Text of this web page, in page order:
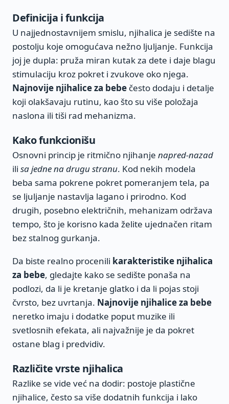
Definicija i funkcija
U najjednostavnijem smislu, njihalica je sedište na
postolju koje omogućava nežno ljuljanje. Funkcija
joj je dupla: pruža miran kutak za dete i daje blagu
stimulaciju kroz pokret i zvukove oko njega.
Najnovije njihalice za bebe često dodaju i detalje
koji olakšavaju rutinu, kao što su više položaja
naslona ili tiši rad mehanizma.
Kako funkcionišu
Osnovni princip je ritmično njihanje napred-nazad
ili sa jedne na drugu stranu. Kod nekih modela
beba sama pokrene pokret pomeranjem tela, pa
se ljuljanje nastavlja lagano i prirodno. Kod
drugih, posebno električnih, mehanizam održava
tempo, što je korisno kada želite ujednačen ritam
bez stalnog gurkanja.
Da biste realno procenili karakteristike njihalica
za bebe, gledajte kako se sedište ponaša na
podlozi, da li je kretanje glatko i da li pojas stoji
čvrsto, bez uvrtanja. Najnovije njihalice za bebe
neretko imaju i dodatke poput muzike ili
svetlosnih efekata, ali najvažnije je da pokret
ostane blag i predvidiv.
Različite vrste njihalica
Razlike se vide već na dodir: postoje plastične
njihalice, često sa više dodatnih funkcija i lako